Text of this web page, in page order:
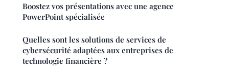
Boostez vos présentations avec une agence
PowerPoint spécialisée
Quelles sont les solutions de services de
cybersécurité adaptées aux entreprises de
technologie financière ?